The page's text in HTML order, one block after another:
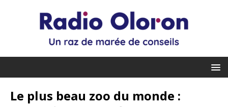
Le plus beau zoo du monde :